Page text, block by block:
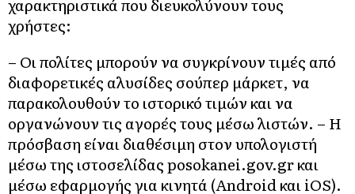
χαρακτηριστικά που διευκολύνουν τους
χρήστες:
– Οι πολίτες μπορούν να συγκρίνουν τιμές από
διαφορετικές αλυσίδες σούπερ μάρκετ, να
παρακολουθούν το ιστορικό τιμών και να
οργανώνουν τις αγορές τους μέσω λιστών. – Η
πρόσβαση είναι διαθέσιμη στον υπολογιστή
μέσω της ιστοσελίδας posokanei.gov.gr και
μέσω εφαρμογής για κινητά (Android και iOS).